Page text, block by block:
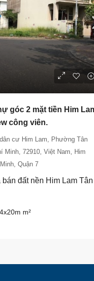
góc 2 mặt tiền Him
công viên.
cư Him Lam, Phường Tân
Minh, 72910, Việt Nam, Him
Quận 7
đất nền Him Lam Tân
m²